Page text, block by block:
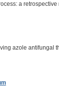
a retrospective
azole antifungal